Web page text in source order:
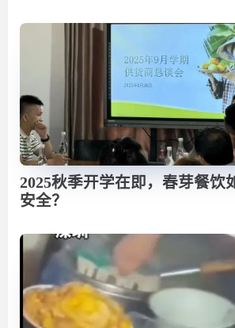
2025秋季开学在即，春芽餐饮
安全？